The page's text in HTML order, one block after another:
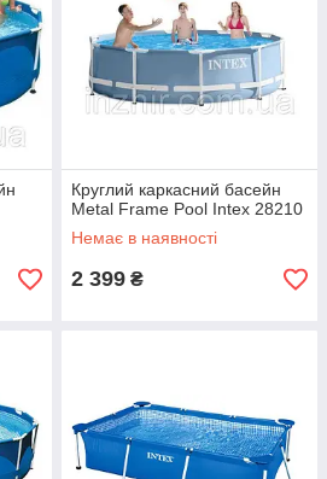
Круглий каркасний басейн
Metal Frame Pool Intex 28210
Немає в наявності
2 399 ₴